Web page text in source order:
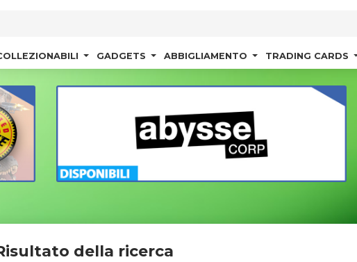
GADGETS ABBIGLIAMENTO TRADING CARDS
della ricerca